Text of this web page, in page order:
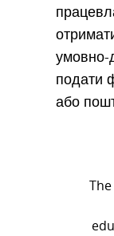
умовно-
подати
або